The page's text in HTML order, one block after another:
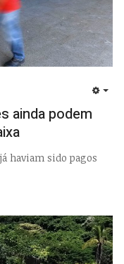
ainda podem
haviam sido pagos